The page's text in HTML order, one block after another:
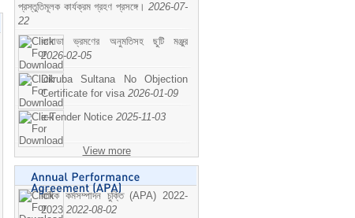
প্রস্তুতিমূলক কার্যক্রম গ্রহণ প্রসঙ্গে। 2026-07-
22
কানাডা ভ্রমণের অনুমতিসহ ছুটি মঞ্জুর
2026-02-05
Dilruba Sultana No Objection
Certificate for visa 2026-01-09
e-Tender Notice 2025-11-03
View more
বাষিক কর্মসম্পাদন চুক্তি (APA) 2022-
2023 2022-08-02